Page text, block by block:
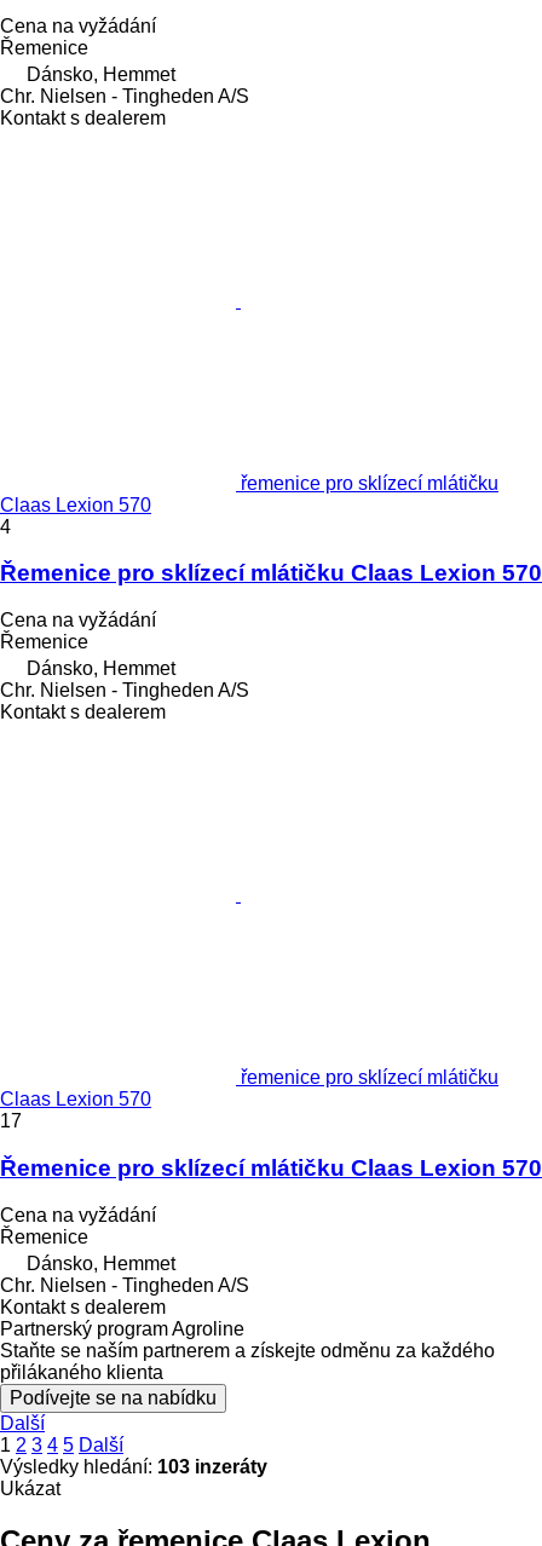
Cena na vyžádání
Řemenice
Dánsko, Hemmet
Chr. Nielsen - Tingheden A/S
Kontakt s dealerem
řemenice pro sklízecí mlátičku
Claas Lexion 570
4
Řemenice pro sklízecí mlátičku Claas Lexion 570
Cena na vyžádání
Řemenice
Dánsko, Hemmet
Chr. Nielsen - Tingheden A/S
Kontakt s dealerem
řemenice pro sklízecí mlátičku
Claas Lexion 570
17
Řemenice pro sklízecí mlátičku Claas Lexion 570
Cena na vyžádání
Řemenice
Dánsko, Hemmet
Chr. Nielsen - Tingheden A/S
Kontakt s dealerem
Partnerský program Agroline
Staňte se naším partnerem a získejte odměnu za každého
přilákaného klienta
Podívejte se na nabídku
Další
1 2 3 4 5 Další
Výsledky hledání: 103 inzeráty
Ukázat